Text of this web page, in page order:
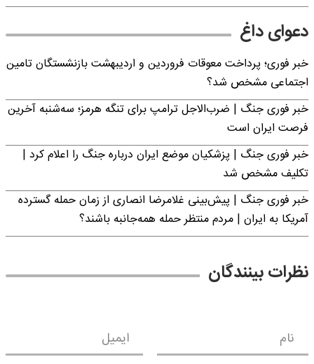
دعوای داغ
خبر فوری؛ پرداخت معوقات فروردین و اردیبهشت بازنشستگان تامین
اجتماعی مشخص شد؟
خبر فوری جنگ | ضرب‌الاجل ترامپ برای تنگه هرمز؛ سه‌شنبه آخرین
فرصت ایران است
خبر فوری جنگ | پزشکیان موضع ایران درباره جنگ را اعلام کرد |
تکلیف مشخص شد
خبر فوری جنگ | پیش‌بینی غلامرضا انصاری از زمان حمله گسترده
آمریکا به ایران | مردم منتظر حمله همه‌جانبه باشند؟
نظرات بینندگان
نام ایمیل